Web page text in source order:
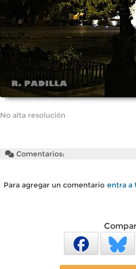
No alta resolución
Comentarios:
Para agregar un comentario entra a